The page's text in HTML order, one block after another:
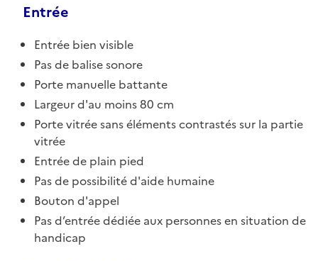
Entrée
Entrée bien visible
Pas de balise sonore
Porte manuelle battante
Largeur d'au moins 80 cm
Porte vitrée sans éléments contrastés sur la partie
vitrée
Entrée de plain pied
Pas de possibilité d'aide humaine
Bouton d'appel
Pas d’entrée dédiée aux personnes en situation de
handicap